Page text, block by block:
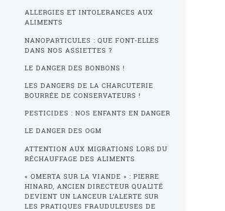
ALLERGIES ET INTOLERANCES AUX
ALIMENTS
NANOPARTICULES : QUE FONT-ELLES
DANS NOS ASSIETTES ?
LE DANGER DES BONBONS !
LES DANGERS DE LA CHARCUTERIE
BOURRÉE DE CONSERVATEURS !
PESTICIDES : NOS ENFANTS EN DANGER
LE DANGER DES OGM
ATTENTION AUX MIGRATIONS LORS DU
RÉCHAUFFAGE DES ALIMENTS
« OMERTA SUR LA VIANDE » : PIERRE
HINARD, ANCIEN DIRECTEUR QUALITÉ
DEVIENT UN LANCEUR L’ALERTE SUR
LES PRATIQUES FRAUDULEUSES DE